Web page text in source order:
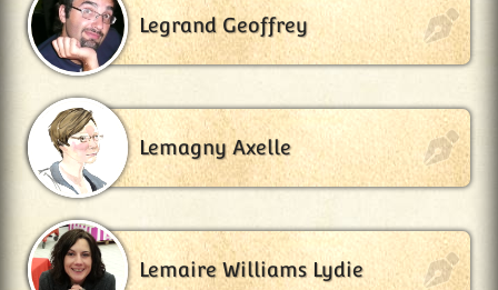
Legrand Geoffrey
Lemagny Axelle
Lemaire Williams Lydie